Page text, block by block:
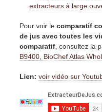
extracteurs à large
Pour voir le comparatif
de jus avec toutes les
comparatif , consultez la
B9400, BioChef Atlas
Lien: voir vidéo sur